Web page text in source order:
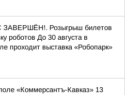
Розыгрыш билетов
роботов До 30 августа в
проходит выставка «Робопарк»
«Коммерсантъ-Кавказ» 13